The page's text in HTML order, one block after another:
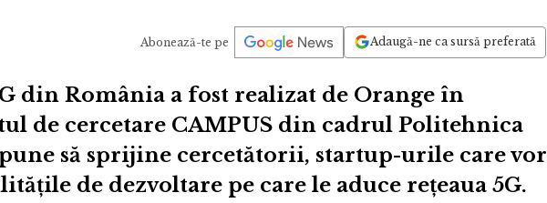
Abonează-te pe Adaugă-ne ca sursă preferată
din România a fost realizat de Orange în
de cercetare CAMPUS din cadrul Politehnica
să sprijine cercetătorii, startup-urile care vor
de dezvoltare pe care le aduce rețeaua 5G.